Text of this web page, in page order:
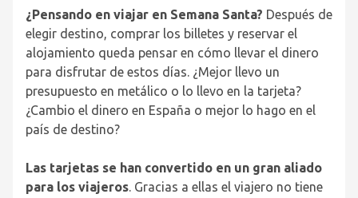
¿Pensando en viajar en Semana Santa? Después de
elegir destino, comprar los billetes y reservar el
alojamiento queda pensar en cómo llevar el dinero
para disfrutar de estos días. ¿Mejor llevo un
presupuesto en metálico o lo llevo en la tarjeta?
¿Cambio el dinero en España o mejor lo hago en el
país de destino?
Las tarjetas se han convertido en un gran aliado
para los viajeros. Gracias a ellas el viajero no tiene